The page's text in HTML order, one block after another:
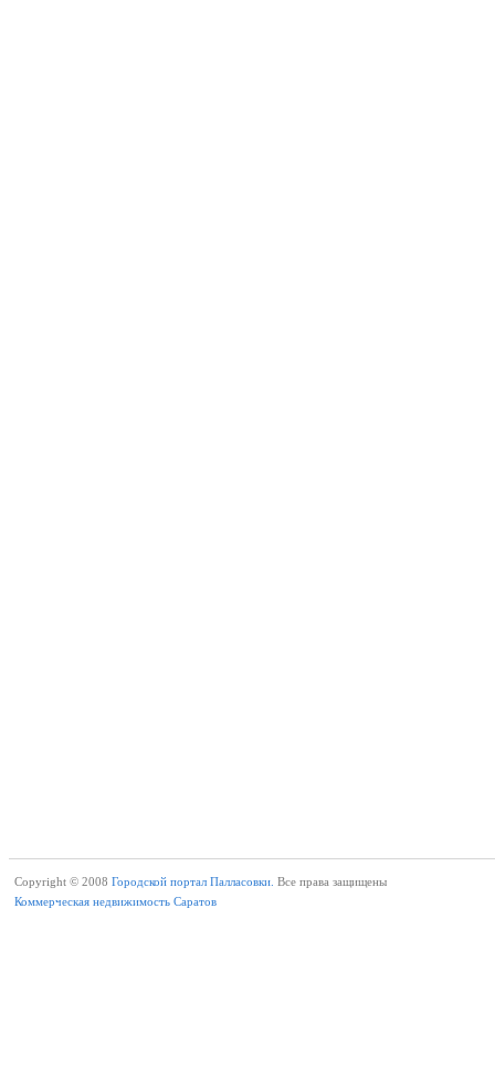
Copyright © 2008 Городской портал Палласовки. Все права защищены
Коммерческая недвижимость Саратов